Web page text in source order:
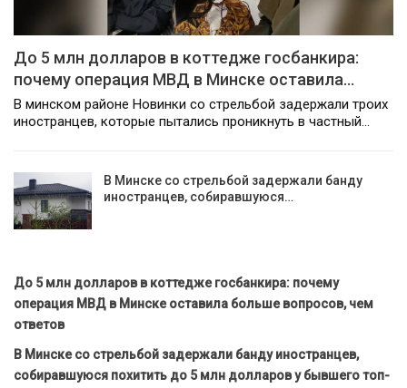
До 5 млн долларов в коттедже госбанкира:
почему операция МВД в Минске оставила…
В минском районе Новинки со стрельбой задержали троих
иностранцев, которые пытались проникнуть в частный…
В Минске со стрельбой задержали банду
иностранцев, собиравшуюся…
До 5 млн долларов в коттедже госбанкира: почему
операция МВД в Минске оставила больше вопросов, чем
ответов
В Минске со стрельбой задержали банду иностранцев,
собиравшуюся похитить до 5 млн долларов у бывшего топ-